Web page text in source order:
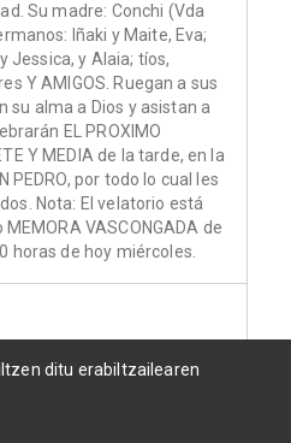
Su madre: Conchi (Vda
Iñaki y Maite, Eva;
Jessica, y Alaia; tíos,
Y AMIGOS. Ruegan a sus
su alma a Dios y asistan a
EL PROXIMO
Y MEDIA de la tarde, en la
PEDRO, por todo lo cual les
Nota: El velatorio está
VASCONGADA de
horas de hoy miércoles.
ditu erabiltzailearen